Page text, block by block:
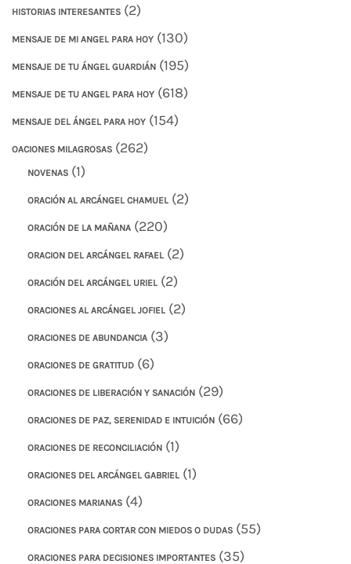
HISTORIAS INTERESANTES (2)
MENSAJE DE MI ANGEL PARA HOY (130)
MENSAJE DE TU ÁNGEL GUARDIÁN (195)
MENSAJE DE TU ANGEL PARA HOY (618)
MENSAJE DEL ÁNGEL PARA HOY (154)
OACIONES MILAGROSAS (262)
NOVENAS (1)
ORACIÓN AL ARCÁNGEL CHAMUEL (2)
ORACIÓN DE LA MAÑANA (220)
ORACION DEL ARCÁNGEL RAFAEL (2)
ORACIÓN DEL ARCÁNGEL URIEL (2)
ORACIONES AL ARCÁNGEL JOFIEL (2)
ORACIONES DE ABUNDANCIA (3)
ORACIONES DE GRATITUD (6)
ORACIONES DE LIBERACIÓN Y SANACIÓN (29)
ORACIONES DE PAZ, SERENIDAD E INTUICIÓN (66)
ORACIONES DE RECONCILIACIÓN (1)
ORACIONES DEL ARCÁNGEL GABRIEL (1)
ORACIONES MARIANAS (4)
ORACIONES PARA CORTAR CON MIEDOS O DUDAS (55)
ORACIONES PARA DECISIONES IMPORTANTES (35)